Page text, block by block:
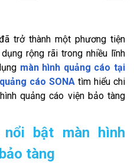
trở thành một phương tiện
rộng rãi trong nhiều lĩnh
màn hình quảng cáo tại
cáo SONA tìm hiểu chi
quảng cáo viện bảo tàng
bật màn hình
tàng